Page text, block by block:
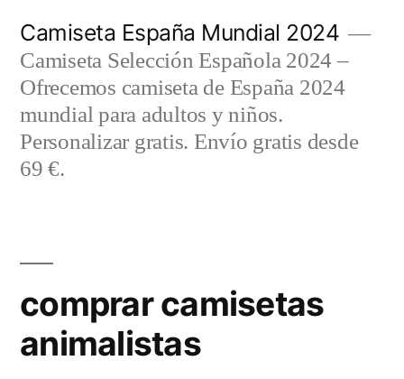
contenido
Camiseta España Mundial 2024
Camiseta Selección Española 2024 –
Ofrecemos camiseta de España 2024
mundial para adultos y niños.
Personalizar gratis. Envío gratis desde
69 €.
comprar camisetas
animalistas